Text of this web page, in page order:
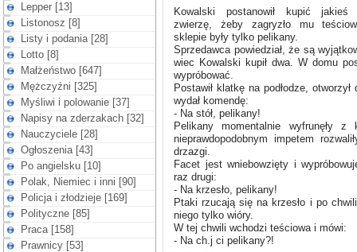
Lepper [13]
Listonosz [8]
Listy i podania [28]
Lotto [8]
Małżeństwo [647]
Mężczyźni [325]
Myśliwi i polowanie [37]
Napisy na zderzakach [32]
Nauczyciele [28]
Ogłoszenia [43]
Po angielsku [10]
Polak, Niemiec i inni [90]
Policja i złodzieje [169]
Polityczne [85]
Praca [158]
Prawnicy [53]
Kowalski postanowił kupić jakieś
zwierzę, żeby zagryzło mu
sklepie były tylko pelikany.
Sprzedawca powiedział, że są
wiec Kowalski kupił dwa. W domu
wypróbować.
Postawił klatkę na podłodze,
wydał komendę:
- Na stół, pelikany!
Pelikany momentalnie wyfrunęły
nieprawdopodobnym impetem
drzazgi.
Facet jest wniebowzięty i
raz drugi:
- Na krzesło, pelikany!
Ptaki rzucają się na krzesło i po
niego tylko wióry.
W tej chwili wchodzi teściowa i mówi:
- Na ch.j ci pelikany?!